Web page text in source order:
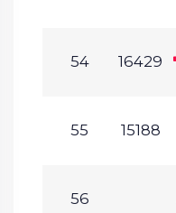
54 16429
55 15188
56